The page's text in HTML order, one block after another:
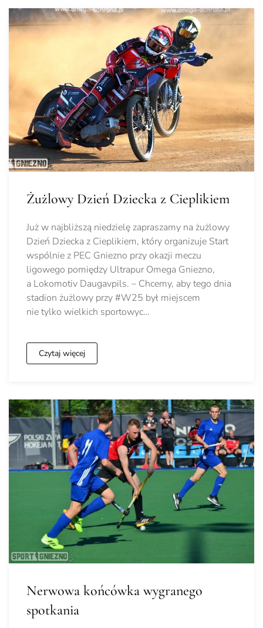
Żużlowy Dzień Dziecka z Cieplikiem
Już w najbliższą niedzielę zapraszamy na żużlowy
Dzień Dziecka z Cieplikiem, który organizuje Start
wspólnie z PEC Gniezno przy okazji meczu
ligowego pomiędzy Ultrapur Omega Gniezno,
a Lokomotiv Daugavpils. – Chcemy, aby tego dnia
stadion żużlowy przy #W25 był miejscem
nie tylko wielkich sportowyc…
Czytaj więcej
Nerwowa końcówka wygranego
spotkania